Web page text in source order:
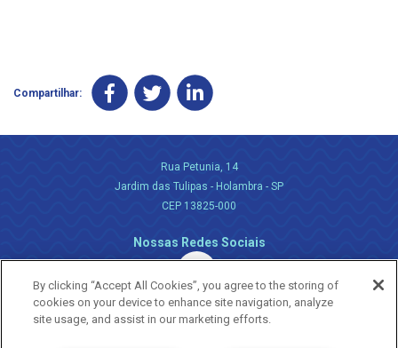
Compartilhar:
Rua Petunia, 14
Jardim das Tulipas - Holambra - SP
CEP 13825-000
Nossas Redes Sociais
By clicking “Accept All Cookies”, you agree to the storing of
cookies on your device to enhance site navigation, analyze
site usage, and assist in our marketing efforts.